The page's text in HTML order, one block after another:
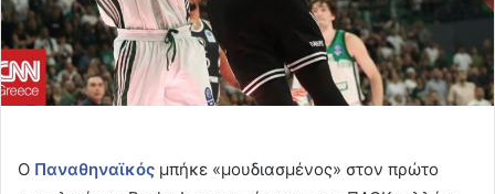
Ο Παναθηναϊκός μπήκε «μουδιασμένος» στον πρώτο